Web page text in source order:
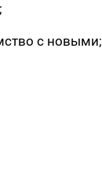
с новыми;